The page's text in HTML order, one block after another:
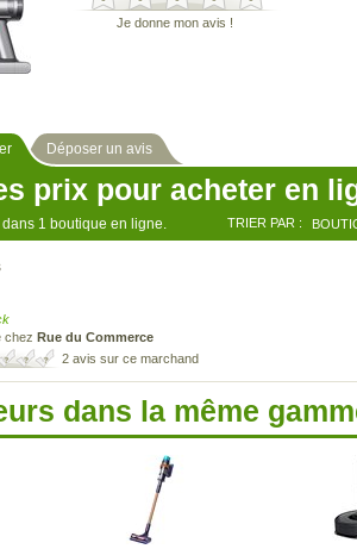
Je donne mon avis !
Déposer un avis
prix pour acheter en
1 boutique en ligne. TRIER PAR :
chez Rue du Commerce
2 avis sur ce marchand
dans la même